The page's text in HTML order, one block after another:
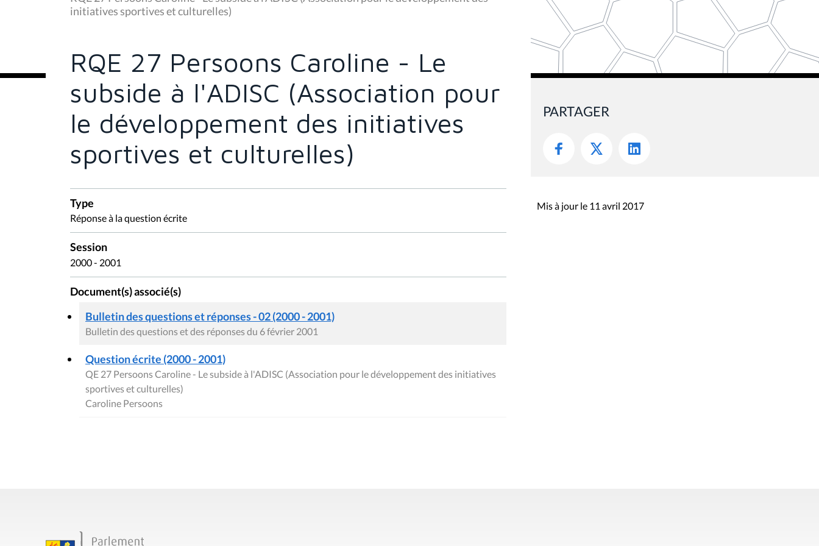
s
ê
:
initiatives sportives et culturelles)
RQE 27 Persoons Caroline - Le
subside à l'ADISC (Association pour
le développement des initiatives
sportives et culturelles)
Type
Réponse à la question écrite
Session
2000 - 2001
Document(s) associé(s)
Bulletin des questions et réponses - 02 (2000 - 2001)
Bulletin des questions et des réponses du 6 février 2001
Question écrite (2000 - 2001)
QE 27 Persoons Caroline - Le subside à l'ADISC (Association pour le développement des initiatives
sportives et culturelles)
Caroline Persoons
PARTAGER
Mis à jour le 11 avril 2017